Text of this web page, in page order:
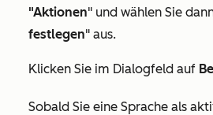
"Aktionen" und wählen Sie
festlegen" aus.
Klicken Sie im Dialogfeld auf
Sobald Sie eine Sprache als